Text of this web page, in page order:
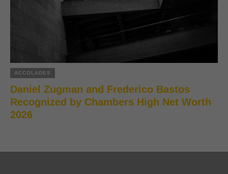
ACCOLADES
Daniel Zugman and Frederico Bastos
Recognized by Chambers High Net Worth
2026